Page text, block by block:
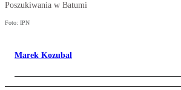
Poszukiwania w Batumi
Foto: IPN
Marek Kozubal